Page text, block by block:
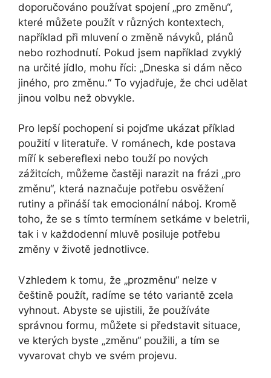
doporučováno používat spojení „pro změnu“,
které můžete použít v různých kontextech,
například při mluvení o změně návyků, plánů
nebo rozhodnutí. Pokud jsem například zvyklý
na určité jídlo, mohu říci: „Dneska si dám něco
jiného, pro změnu.“ To vyjadřuje, že chci udělat
jinou volbu než obvykle.
Pro lepší pochopení si pojďme ukázat příklad
použití v literatuře. V románech, kde postava
míří k sebereflexi nebo touží po nových
zážitcích, můžeme častěji narazit na frázi „pro
změnu“, která naznačuje potřebu osvěžení
rutiny a přináší tak emocionální náboj. Kromě
toho, že se s tímto termínem setkáme v beletrii,
tak i v každodenní mluvě posiluje potřebu
změny v životě jednotlivce.
Vzhledem k tomu, že „prozměnu“ nelze v
češtině použít, radíme se této variantě zcela
vyhnout. Abyste se ujistili, že používáte
správnou formu, můžete si představit situace,
ve kterých byste „změnu“ použili, a tím se
vyvarovat chyb ve svém projevu.